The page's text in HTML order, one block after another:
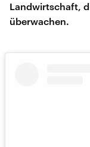
Landwirtschaft,
überwachen.